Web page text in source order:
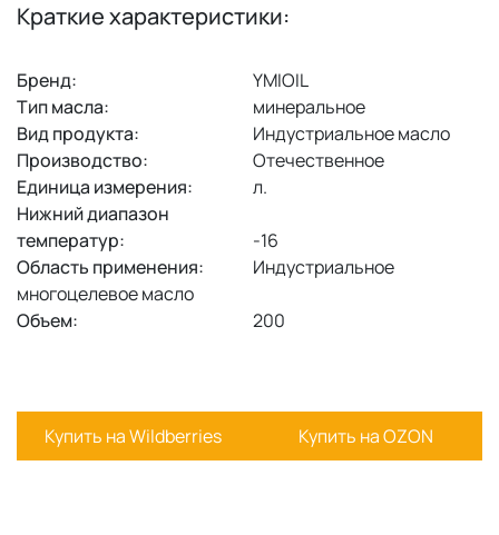
Краткие характеристики:
Бренд:
YMIOIL
Тип масла:
минеральное
Вид продукта:
Индустриальное масло
Производство:
Отечественное
Единица измерения:
л.
Нижний диапазон
температур:
-16
Область применения:
Индустриальное
многоцелевое масло
Объем:
200
Купить на Wildberries Купить на OZON